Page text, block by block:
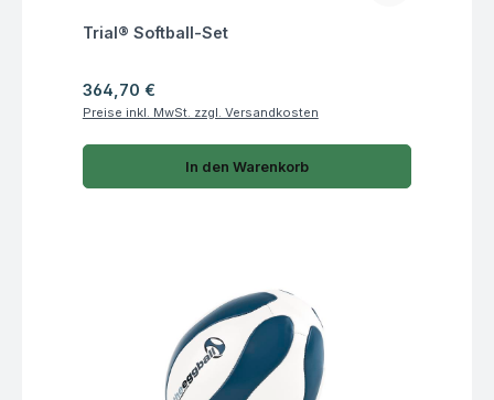
Fragen zum Artikel
Trial® Softball-Set
Regulärer Preis:
364,70 €
Preise inkl. MwSt. zzgl. Versandkosten
In den Warenkorb